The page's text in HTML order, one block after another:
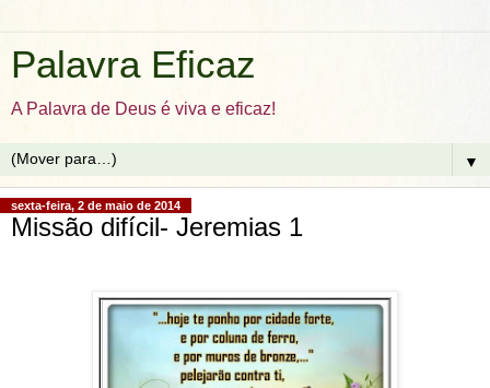
Palavra Eficaz
A Palavra de Deus é viva e eficaz!
▼
sexta-feira, 2 de maio de 2014
Missão difícil- Jeremias 1